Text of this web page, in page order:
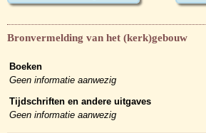
Bronvermelding van het (kerk)gebouw
Boeken
Geen informatie aanwezig
Tijdschriften en andere uitgaves
Geen informatie aanwezig